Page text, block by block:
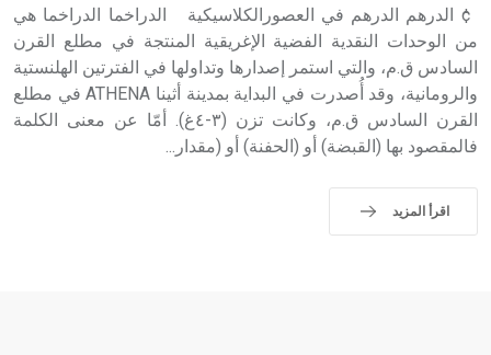
حيث تقتصر القيمة الصوتية للعلامة الك
¢ الدرهم الدرهم في العصورالكلاسيكية الدراخما الدراخما هي
من الوحدات النقدية الفضية الإغريقية المنتجة في مطلع القرن
السادس ق.م، والتي استمر إصدارها وتداولها في الفترتين الهلنستية
والرومانية، وقد أُصدرت في البداية بمدينة أثينا ATHENA في مطلع
القرن السادس ق.م، وكانت تزن (٣-٤غ). أمّا عن معنى الكلمة
فالمقصود بها (القبضة) أو (الحفنة) أو (مقدار...
اقرأ المزيد